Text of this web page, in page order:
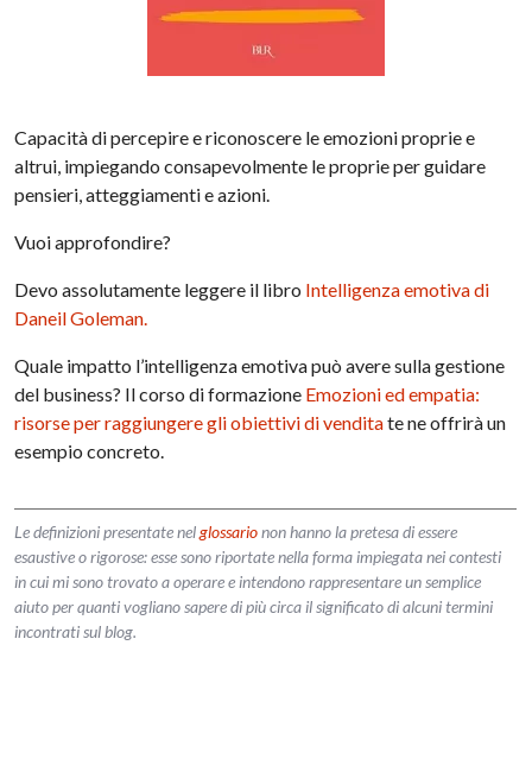
Capacità di percepire e riconoscere le emozioni proprie e
altrui, impiegando consapevolmente le proprie per guidare
pensieri, atteggiamenti e azioni.
Vuoi approfondire?
Devo assolutamente leggere il libro Intelligenza emotiva di
Daneil Goleman.
Quale impatto l’intelligenza emotiva può avere sulla gestione
del business? Il corso di formazione Emozioni ed empatia:
risorse per raggiungere gli obiettivi di venditate ne offrirà un
esempio concreto.
Le definizioni presentate nelglossarionon hanno la pretesa di essere
esaustive o rigorose: esse sono riportate nella forma impiegata nei contesti
in cui mi sono trovato a operare e intendono rappresentare un semplice
aiuto per quanti vogliano sapere di più circa il significato di alcuni termini
incontrati sul blog.